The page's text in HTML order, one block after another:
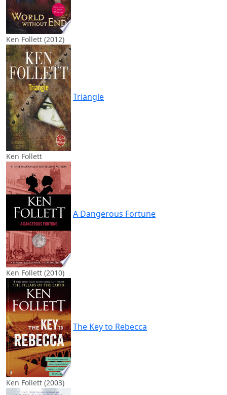
Ken Follett (2012)
Triangle
Ken Follett
A Dangerous Fortune
Ken Follett (2010)
The Key to Rebecca
Ken Follett (2003)